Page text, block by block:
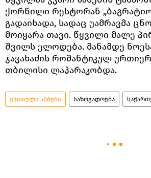
ქორწილი რესტორან
გადაიხადა, სადაც უამრავმა
მოიყარა თავი. წყვილი მალე
შვილს ელოდება. მანამდე
ჯავახაძის რომანტიკულ
თბილისი ლაპარაკობდა.
ყვითელი ამბები საზოგადოება